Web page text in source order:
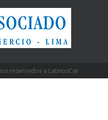
reservados a LatinosCar